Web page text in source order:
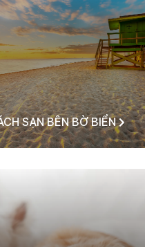
SẠN BÊN BỜ BIỂN